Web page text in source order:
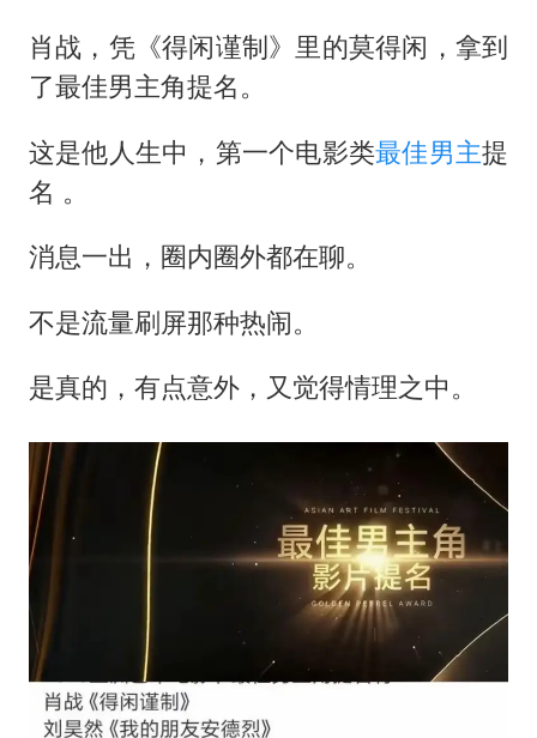
多地要求领导干部带头休假
奋进开新局 实干挑大梁
肖战，凭《得闲谨制》里的莫得闲，拿到
了最佳男主角提名。
这是他人生中，第一个电影类最佳男主提
名 。
消息一出，圈内圈外都在聊。
不是流量刷屏那种热闹。
是真的，有点意外，又觉得情理之中。